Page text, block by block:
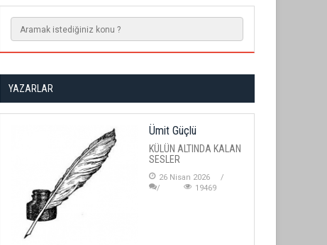
YAZARLAR
Ümit Güçlü
KÜLÜN ALTINDA KALAN
SESLER
26 Nisan 2026
19469